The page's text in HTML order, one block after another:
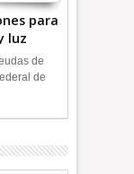
para
luz
de
de